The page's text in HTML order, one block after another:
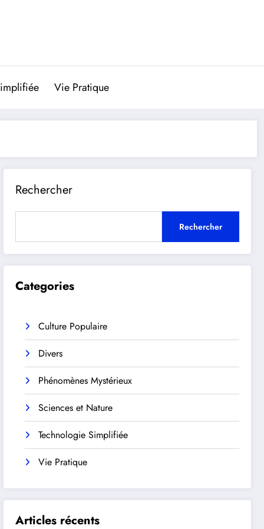
Vie Pratique
Rechercher
Rechercher
Categories
Culture Populaire
Divers
Phénomènes Mystérieux
Sciences et Nature
Technologie Simplifiée
Vie Pratique
Articles récents